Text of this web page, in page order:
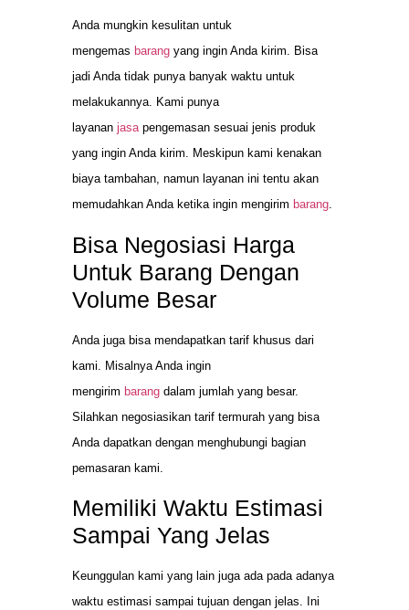
Anda mungkin kesulitan untuk
mengemas barang yang ingin Anda kirim. Bisa
jadi Anda tidak punya banyak waktu untuk
melakukannya. Kami punya
layanan jasapengemasan sesuai jenis produk
yang ingin Anda kirim. Meskipun kami kenakan
biaya tambahan, namun layanan ini tentu akan
memudahkan Anda ketika ingin mengirim barang.
Bisa Negosiasi Harga
Untuk Barang Dengan
Volume Besar
Anda juga bisa mendapatkan tarif khusus dari
kami. Misalnya Anda ingin
mengirim barang dalam jumlah yang besar.
Silahkan negosiasikan tarif termurah yang bisa
Anda dapatkan dengan menghubungi bagian
pemasaran kami.
Memiliki Waktu Estimasi
Sampai Yang Jelas
Keunggulan kami yang lain juga ada pada adanya
waktu estimasi sampai tujuan dengan jelas. Ini